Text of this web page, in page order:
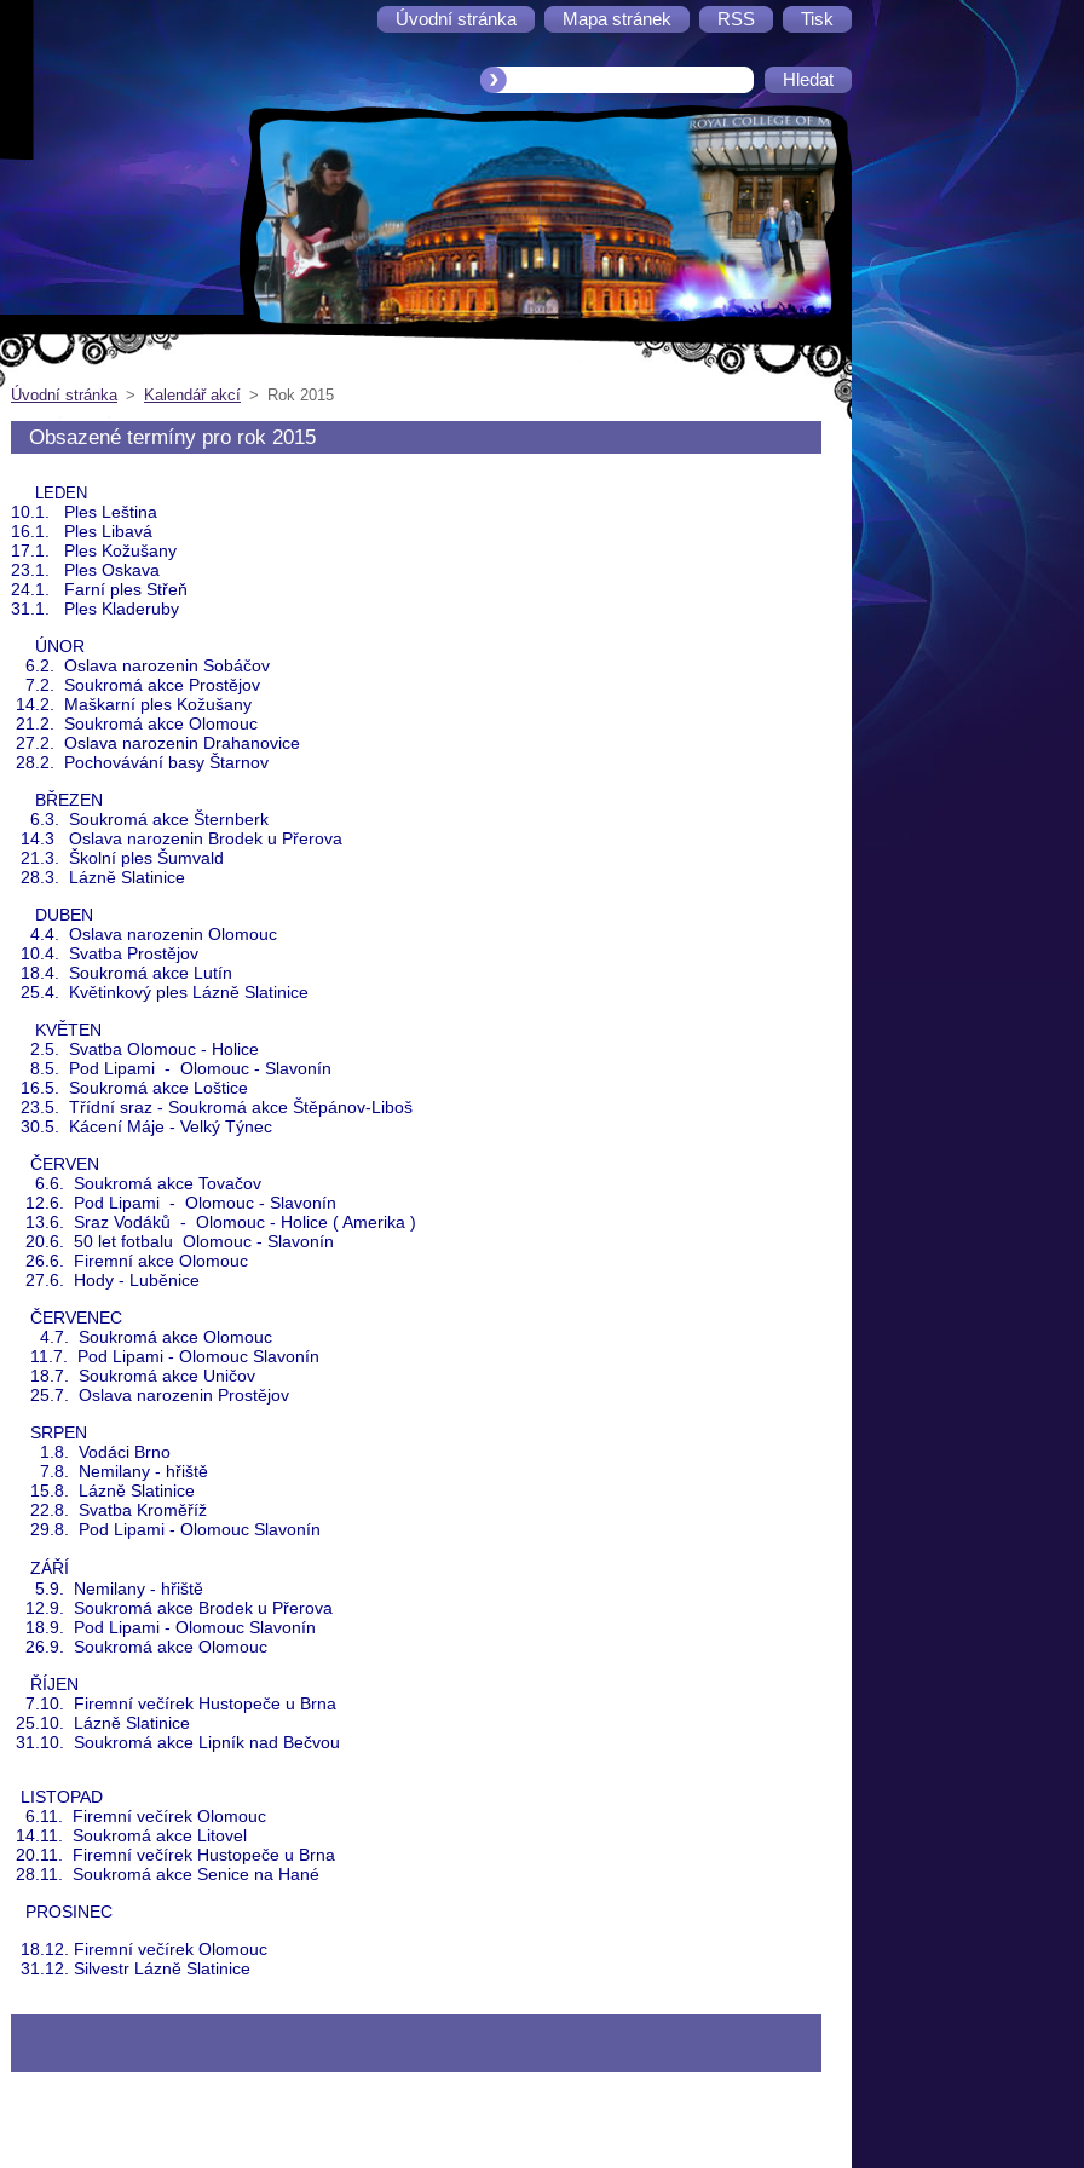
Úvodní stránka Mapa stránek RSS Tisk
Úvodní stránka > Kalendář akcí > Rok 2015
Obsazené termíny pro rok 2015
LEDEN
10.1. Ples Leština
16.1. Ples Libavá
17.1. Ples Kožušany
23.1. Ples Oskava
24.1. Farní ples Střeň
31.1. Ples Kladeruby
ÚNOR
6.2. Oslava narozenin Sobáčov
7.2. Soukromá akce Prostějov
14.2. Maškarní ples Kožušany
21.2. Soukromá akce Olomouc
27.2. Oslava narozenin Drahanovice
28.2. Pochovávání basy Štarnov
BŘEZEN
6.3. Soukromá akce Šternberk
14.3 Oslava narozenin Brodek u Přerova
21.3. Školní ples Šumvald
28.3. Lázně Slatinice
DUBEN
4.4. Oslava narozenin Olomouc
10.4. Svatba Prostějov
18.4. Soukromá akce Lutín
25.4. Květinkový ples Lázně Slatinice
KVĚTEN
2.5. Svatba Olomouc - Holice
8.5. Pod Lipami - Olomouc - Slavonín
16.5. Soukromá akce Loštice
23.5. Třídní sraz - Soukromá akce Štěpánov-Liboš
30.5. Kácení Máje - Velký Týnec
ČERVEN
6.6. Soukromá akce Tovačov
12.6. Pod Lipami - Olomouc - Slavonín
13.6. Sraz Vodáků - Olomouc - Holice ( Amerika )
20.6. 50 let fotbalu Olomouc - Slavonín
26.6. Firemní akce Olomouc
27.6. Hody - Luběnice
ČERVENEC
4.7. Soukromá akce Olomouc
11.7. Pod Lipami - Olomouc Slavonín
18.7. Soukromá akce Uničov
25.7. Oslava narozenin Prostějov
SRPEN
1.8. Vodáci Brno
7.8. Nemilany - hřiště
15.8. Lázně Slatinice
22.8. Svatba Kroměříž
29.8. Pod Lipami - Olomouc Slavonín
ZÁŘÍ
5.9. Nemilany - hřiště
12.9. Soukromá akce Brodek u Přerova
18.9. Pod Lipami - Olomouc Slavonín
26.9. Soukromá akce Olomouc
ŘÍJEN
7.10. Firemní večírek Hustopeče u Brna
25.10. Lázně Slatinice
31.10. Soukromá akce Lipník nad Bečvou
LISTOPAD
6.11. Firemní večírek Olomouc
14.11. Soukromá akce Litovel
20.11. Firemní večírek Hustopeče u Brna
28.11. Soukromá akce Senice na Hané
PROSINEC
18.12. Firemní večírek Olomouc
31.12. Silvestr Lázně Slatinice